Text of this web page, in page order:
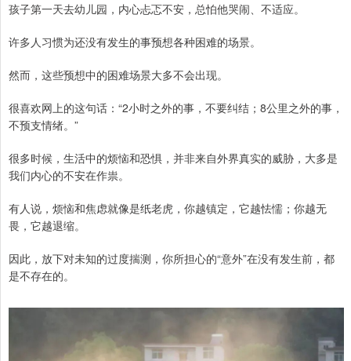
孩子第一天去幼儿园，内心忐忑不安，总怕他哭闹、不适应。
许多人习惯为还没有发生的事预想各种困难的场景。
然而，这些预想中的困难场景大多不会出现。
很喜欢网上的这句话：“2小时之外的事，不要纠结；8公里之外的事，
不预支情绪。”
很多时候，生活中的烦恼和恐惧，并非来自外界真实的威胁，大多是
我们内心的不安在作祟。
有人说，烦恼和焦虑就像是纸老虎，你越镇定，它越怯懦；你越无
畏，它越退缩。
因此，放下对未知的过度揣测，你所担心的“意外”在没有发生前，都
是不存在的。